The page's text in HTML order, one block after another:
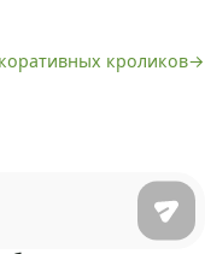
кроликов